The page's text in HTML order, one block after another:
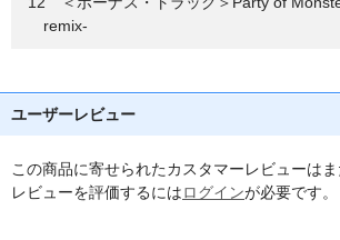
remix-
ユーザーレビュー
この商品に寄せられたカスタマーレビューはま
レビューを評価するにはログインが必要です。